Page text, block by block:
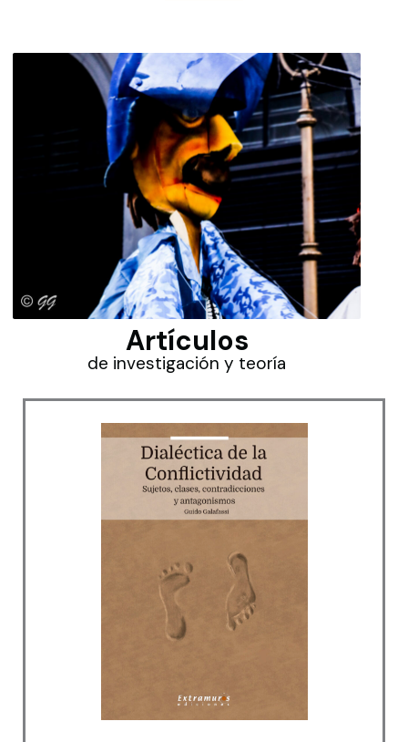
Artículos
de investigación y teoría